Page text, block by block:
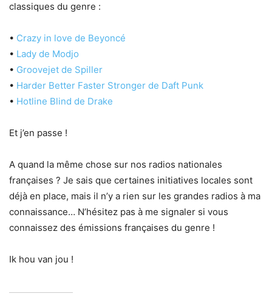
classiques du genre :
• Crazy in love de Beyoncé
• Lady de Modjo
• Groovejet de Spiller
• Harder Better Faster Stronger de Daft Punk
• Hotline Blind de Drake
Et j’en passe !
A quand la même chose sur nos radios nationales
françaises ? Je sais que certaines initiatives locales sont
déjà en place, mais il n’y a rien sur les grandes radios à ma
connaissance… N’hésitez pas à me signaler si vous
connaissez des émissions françaises du genre !
Ik hou van jou !